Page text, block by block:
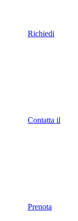
Richiedi
Contatta il
Prenota